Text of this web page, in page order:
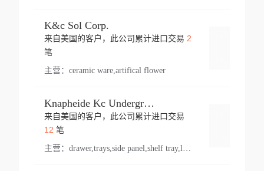
K&c Sol Corp.
来自美国的客户，此公司累计进口交易 2
笔
主营： ceramic ware,artifical flower
Knapheide Kc Underground
来自美国的客户，此公司累计进口交易
12 笔
主营：